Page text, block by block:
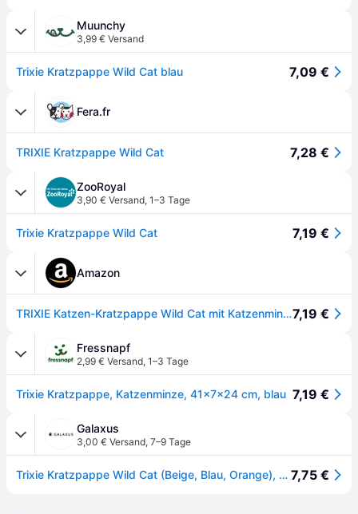
Muunchy
3,99 € Versand
Trixie Kratzpappe Wild Cat blau 7,09 €
Fera.fr
TRIXIE Kratzpappe Wild Cat 7,28 €
ZooRoyal
3,90 € Versand, 1–3 Tage
Trixie Kratzpappe Wild Cat 7,19 €
Amazon
TRIXIE Katzen-Kratzpappe Wild Cat mit Katzenminze – 41 x 24 x 7 cm7,19 €
Fressnapf
2,99 € Versand, 1–3 Tage
Trixie Kratzpappe, Katzenminze, 41x7x24 cm, blau 7,19 €
Galaxus
3,00 € Versand, 7–9 Tage
Trixie Kratzpappe Wild Cat (Beige, Blau, Orange), Katzenbaum 7,75 €